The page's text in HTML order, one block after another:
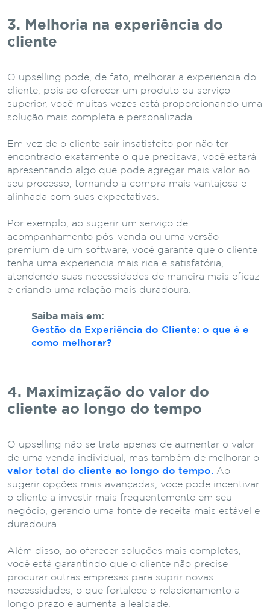
3. Melhoria na experiência do
cliente
O upselling pode, de fato, melhorar a experiência do
cliente, pois ao oferecer um produto ou serviço
superior, você muitas vezes está proporcionando uma
solução mais completa e personalizada.
Em vez de o cliente sair insatisfeito por não ter
encontrado exatamente o que precisava, você estará
apresentando algo que pode agregar mais valor ao
seu processo, tornando a compra mais vantajosa e
alinhada com suas expectativas.
Por exemplo, ao sugerir um serviço de
acompanhamento pós-venda ou uma versão
premium de um software, você garante que o cliente
tenha uma experiência mais rica e satisfatória,
atendendo suas necessidades de maneira mais eficaz
e criando uma relação mais duradoura.
Saiba mais em:
Gestão da Experiência do Cliente: o que é e
como melhorar?
4. Maximização do valor do
cliente ao longo do tempo
O upselling não se trata apenas de aumentar o valor
de uma venda individual, mas também de melhorar o
valor total do cliente ao longo do tempo. Ao
sugerir opções mais avançadas, você pode incentivar
o cliente a investir mais frequentemente em seu
negócio, gerando uma fonte de receita mais estável e
duradoura.
Além disso, ao oferecer soluções mais completas,
você está garantindo que o cliente não precise
procurar outras empresas para suprir novas
necessidades, o que fortalece o relacionamento a
longo prazo e aumenta a lealdade.